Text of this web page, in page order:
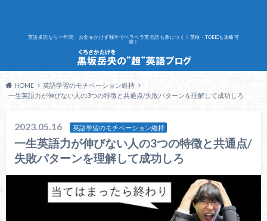
英語多読なら一年間、お金をかけず独学でペラペラ英会話も身につく！英検・TOEICも攻略可
能！
HOME
英語学習のモチベーション維持
一生英語力が伸びない人の3つの特徴と共通点/失敗パターンを理解して成功しろ
2023.05.16 英語学習のモチベーション維持
一生英語力が伸びない人の3つの特徴と共通点/
失敗パターンを理解して成功しろ